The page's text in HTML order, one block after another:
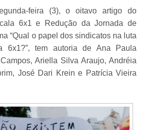
feira (3), o oitavo artigo do
6x1 e Redução da Jornada de
“Qual o papel dos sindicatos na luta
6x1?”, tem autoria de Ana Paula
Ariella Silva Araujo, Andréia
José Dari Krein e Patrícia Vieira